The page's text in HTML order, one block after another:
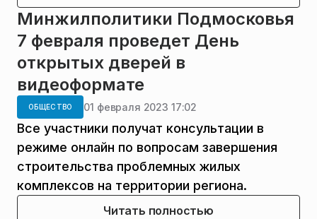
Минжилполитики Подмосковья
7 февраля проведет День
открытых дверей в
видеоформате
ОБЩЕСТВО 01 февраля 2023 17:02
Все участники получат консультации в
режиме онлайн по вопросам завершения
строительства проблемных жилых
комплексов на территории региона.
Читать полностью